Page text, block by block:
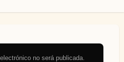
no será publicada.